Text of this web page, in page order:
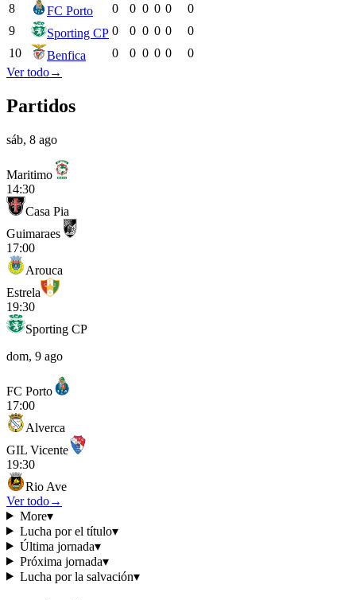
8
FC Porto 0 0 0 0 0
0
9
Sporting CP 0 0 0 0 0
0
10
Benfica 0 0 0 0 0
0
Ver todo→
Partidos
sáb, 8 ago
Maritimo
14:30
Casa Pia
Guimaraes
17:00
Arouca
Estrela
19:30
Sporting CP
dom, 9 ago
FC Porto
17:00
Alverca
GIL Vicente
19:30
Rio Ave
Ver todo→
More▾
Lucha por el título▾
Última jornada▾
Próxima jornada▾
Lucha por la salvación▾